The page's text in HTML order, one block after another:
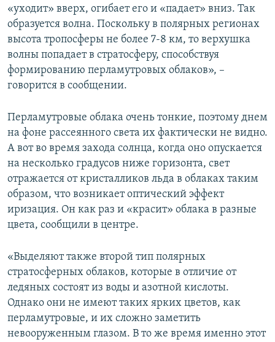
«уходит» вверх, огибает его и «падает» вниз. Так
образуется волна. Поскольку в полярных регионах
высота тропосферы не более 7-8 км, то верхушка
волны попадает в стратосферу, способствуя
формированию перламутровых облаков», –
говорится в сообщении.
Перламутровые облака очень тонкие, поэтому днем
на фоне рассеянного света их фактически не видно.
А вот во время захода солнца, когда оно опускается
на несколько градусов ниже горизонта, свет
отражается от кристалликов льда в облаках таким
образом, что возникает оптический эффект
иризация. Он как раз и «красит» облака в разные
цвета, сообщили в центре.
«Выделяют также второй тип полярных
стратосферных облаков, которые в отличие от
ледяных состоят из воды и азотной кислоты.
Однако они не имеют таких ярких цветов, как
перламутровые, и их сложно заметить
невооруженным глазом. В то же время именно этот